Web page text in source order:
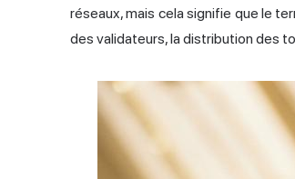
réseaux, mais cela signifie que le
des validateurs, la distribution des